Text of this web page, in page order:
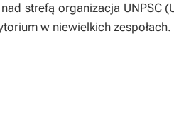
strefą organizacja UNPSC
w niewielkich zespołach.